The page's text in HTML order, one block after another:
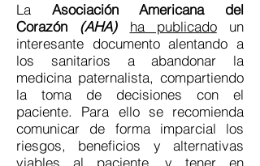
La Asociación Americana del
Corazón (AHA) ha publicadoun
interesante documento alentando a
los sanitarios a abandonar la
medicina paternalista, compartiendo
la toma de decisiones con el
paciente. Para ello se recomienda
comunicar de forma imparcial los
riesgos, beneficios y alternativas
viables al paciente, y tener en